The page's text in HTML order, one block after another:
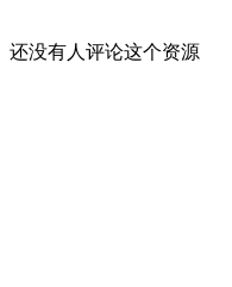
还没有人评论这个资源